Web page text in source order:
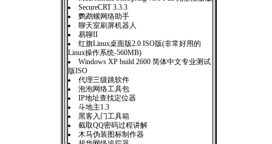
SecureCRT 3.3.3
鹦鹉螺网络助手
聊天室刷屏机器人
易聊II
红旗Linux桌面版2.0 ISO版(非常好用的
Linux操作系统-560MB)
Windows XP build 2600 简体中文专业测试
版ISO
代理三级跳软件
泡泡网络工具包
IP地址查找定位器
斗地主1.3
黑客入门工具箱
截取QQ密码过程讲解
木马伪装图标制作器